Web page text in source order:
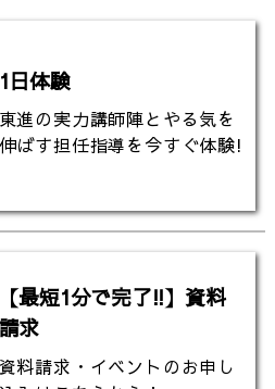
はこちら
channel/
1日体験
東進の実力講師陣とやる気を
伸ばす担任指導を今すぐ体験!
【最短1分で完了!!】資料
請求
資料請求・イベントのお申し